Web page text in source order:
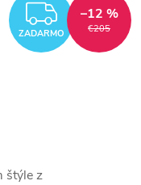
ZADARMO €205
–12 %
štýle z